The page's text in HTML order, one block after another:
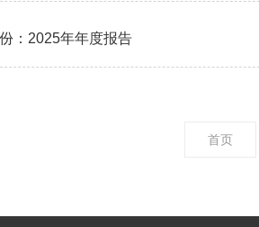
：2025年年度报告
首页